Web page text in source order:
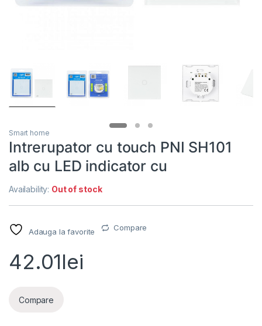
Smart home
Intrerupator cu touch PNI SH101
alb cu LED indicator cu
Availability: Out of stock
Adauga la favorite Compare
42.01lei
Compare